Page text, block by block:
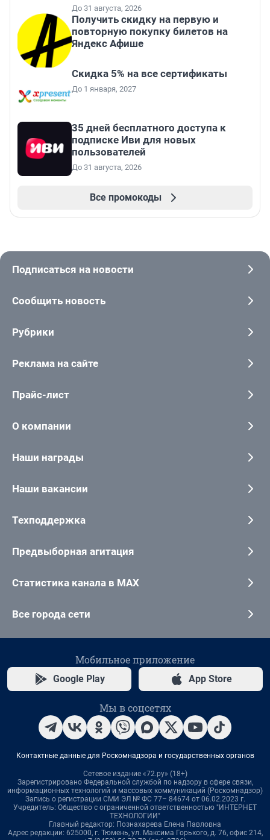
До 31 августа, 2026
Получить скидку на первую и
повторную покупку билетов на
Яндекс Афише
Скидка 5% на все сертификаты
До 1 января, 2027
35 дней бесплатного доступа к
подписке Иви для новых
пользователей
До 31 августа, 2026
Все промокоды
Подписаться на новости
Сообщить новость
Рубрики
Реклама на сайте
Прайс-лист
О компании
Наши награды
Наши вакансии
Техподдержка
Предвыборная агитация
Статистика канала в MAX
Все города сети
Мобильное приложение
Google Play App Store
Мы в соцсетях
Контактные данные для Роскомнадзора и государственных органов
Сетевое издание «72.ру» (18+)
Зарегистрировано Федеральной службой по надзору в сфере связи,
информационных технологий и массовых коммуникаций (Роскомнадзор)
Запись о регистрации СМИ ЭЛ № ФС 77– 84674 от 06.02.2023 г.
Учредитель: Общество с ограниченной ответственностью "ИНТЕРНЕТ
ТЕХНОЛОГИИ"
Главный редактор: Познахарева Елена Павловна
Адрес редакции: 625000, г. Тюмень, ул. Максима Горького, д. 76, офис 214,